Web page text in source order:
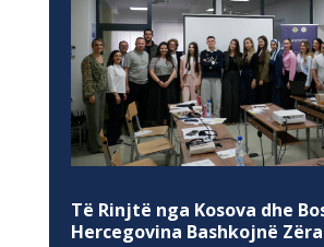
Të Rinjtë nga Kosova dhe
Hercegovina Bashkojnë